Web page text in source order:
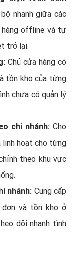
nhanh giữa các
hàng offline và tự
trở lại.
Chủ cửa hàng có
tồn kho của từng
chưa có quản lý
chi nhánh: Cho
linh hoạt cho từng
theo khu vực
nhánh: Cung cấp
và tồn kho ở
dõi nhanh tình